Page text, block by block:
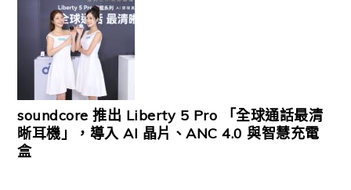
soundcore 推出 Liberty 5 Pro 「全球通話最清
晰耳機」，導入 AI 晶片、ANC 4.0 與智慧充電
盒